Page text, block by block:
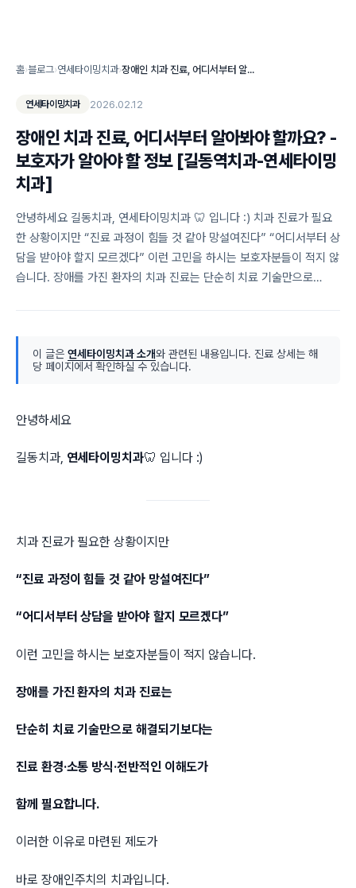
홈›블로그›연세타이밍치과› 장애인 치과 진료, 어디서부터 알아봐야 할까요? - 보호자가 알아야 할 정보 [길동역치과-연세타이밍치과]
연세타이밍치과 2026.02.12
장애인 치과 진료, 어디서부터 알아봐야 할까요? -
보호자가 알아야 할 정보 [길동역치과-연세타이밍
치과]
안녕하세요 길동치과, 연세타이밍치과 🦷 입니다 :) 치과 진료가 필요
한 상황이지만 “진료 과정이 힘들 것 같아 망설여진다” “어디서부터 상
담을 받아야 할지 모르겠다” 이런 고민을 하시는 보호자분들이 적지 않
습니다. 장애를 가진 환자의 치과 진료는 단순히 치료 기술만으로…
이 글은 연세타이밍치과 소개와 관련된 내용입니다. 진료 상세는 해
당 페이지에서 확인하실 수 있습니다.
안녕하세요
길동치과, 연세타이밍치과🦷 입니다 :)
치과 진료가 필요한 상황이지만
“진료 과정이 힘들 것 같아 망설여진다”
“어디서부터 상담을 받아야 할지 모르겠다”
이런 고민을 하시는 보호자분들이 적지 않습니다.
장애를 가진 환자의 치과 진료는
단순히 치료 기술만으로 해결되기보다는
진료 환경·소통 방식·전반적인 이해도가
함께 필요합니다.
이러한 이유로 마련된 제도가
바로 장애인주치의 치과입니다.